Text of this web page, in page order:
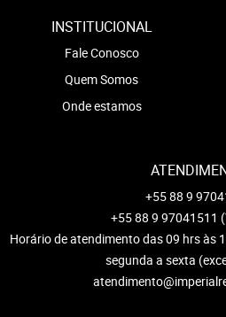
INSTITUCIONAL
Fale Conosco
Quem Somos
Onde estamos
+55 88 9
+55 88 9 97041511
Horário de atendimento das 09 hrs às
segunda a sexta